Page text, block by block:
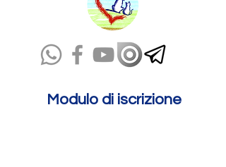
Modulo di iscrizione